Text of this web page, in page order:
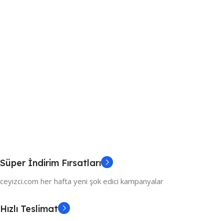
Süper İndirim Fırsatları
ceyizci.com her hafta yeni şok edici kampanyalar
Hızlı Teslimat